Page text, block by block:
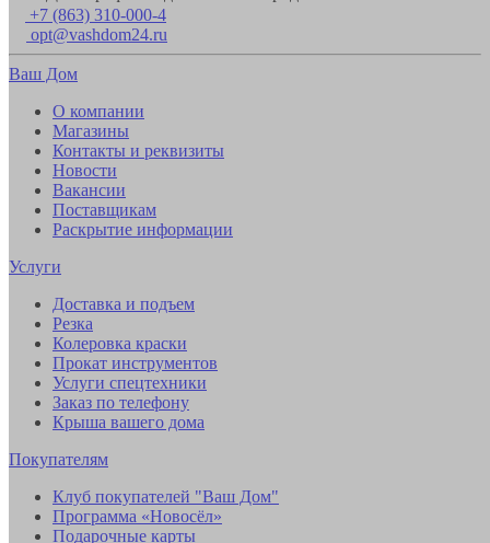
+7 (863) 310-000-4
opt@vashdom24.ru
Ваш Дом
О компании
Магазины
Контакты и реквизиты
Новости
Вакансии
Поставщикам
Раскрытие информации
Услуги
Доставка и подъем
Резка
Колеровка краски
Прокат инструментов
Услуги спецтехники
Заказ по телефону
Крыша вашего дома
Покупателям
Клуб покупателей "Ваш Дом"
Программа «Новосёл»
Подарочные карты